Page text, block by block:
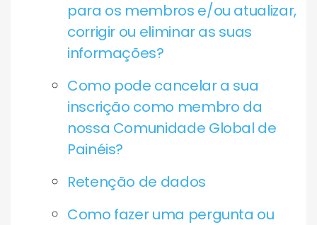
para os membros e/ou atualizar,
corrigir ou eliminar as suas
informações?
Como pode cancelar a sua
inscrição como membro da
nossa Comunidade Global de
Painéis?
Retenção de dados
Como fazer uma pergunta ou